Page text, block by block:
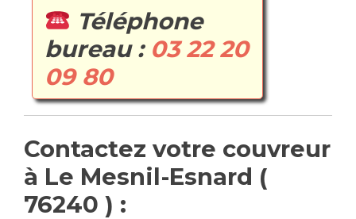
Téléphone
bureau : 03 22 20
09 80
Contactez votre couvreur
à Le Mesnil-Esnard (
76240 ) :